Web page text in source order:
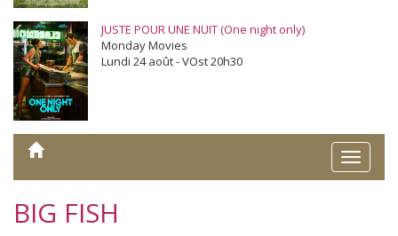
JUSTE POUR UNE NUIT (One night only)
Monday Movies
Lundi 24 août - VOst 20h30
Toggle
BIG FISH